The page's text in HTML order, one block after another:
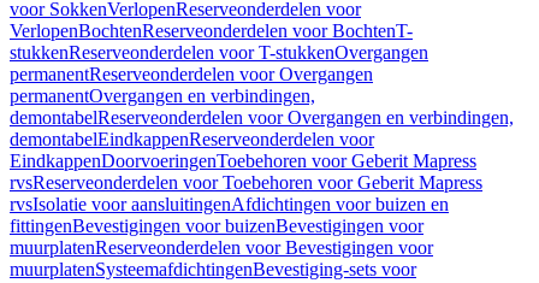
voor SokkenVerlopenReserveonderdelen voor
VerlopenBochtenReserveonderdelen voor BochtenT-
stukkenReserveonderdelen voor T-stukkenOvergangen
permanentReserveonderdelen voor Overgangen
permanentOvergangen en verbindingen,
demontabelReserveonderdelen voor Overgangen en verbindingen,
demontabelEindkappenReserveonderdelen voor
EindkappenDoorvoeringenToebehoren voor Geberit Mapress
rvsReserveonderdelen voor Toebehoren voor Geberit Mapress
rvsIsolatie voor aansluitingenAfdichtingen voor buizen en
fittingenBevestigingen voor buizenBevestigingen voor
muurplatenReserveonderdelen voor Bevestigingen voor
muurplatenSysteemafdichtingenBevestiging-sets voor